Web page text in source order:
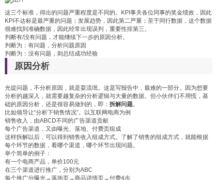
这三个标准，得出的问题严重程度是不同的。KPI事关各位同事的奖金绩效，因此
KPI不达标是最严重的问题；发展趋势，因此第二严重；至于同行数据，这个数据
很难找到准确数据，因此经常出现误判，重要性排第三。
判断有/没有问题，才能继续下一步的原因分析。
判断为：有问题，分析问题原因
判断为：没有问题，则总结成功经验
原因分析
光提问题，不分析原因，就是耍流氓。这是写报告中，最难的一部分。因为想要
分析的越深入，就需要越复杂的分析逻辑与大量的数据。但小伙伴们不用慌，基
础的原因分析，还是很容易做到的，即： 拆解问题。
比如领导让“分析下销售情况”。以互联网电商为例
销售收入，由ABCD不同的广告渠道贡献
每个广告渠道，又由曝光、落地、付费页组成
这样拆解以后，可以得到销售收入组成方式。了解了销售的组成方式，就能根据
每个环节的数据，看哪个渠道，哪个环节出现问题。
举个简单的例子：
有一个电商产品，单价100元
在三个渠道进行推广，分别为ABC
每个推广分曝光→落地页→商品详情页→付费4步